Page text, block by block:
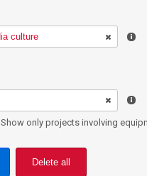
Show only projects involving
Delete all